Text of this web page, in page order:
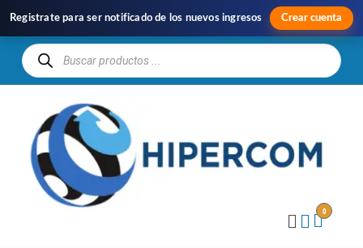
Registrate para ser notificado de los nuevos ingresos Crear cuenta
0